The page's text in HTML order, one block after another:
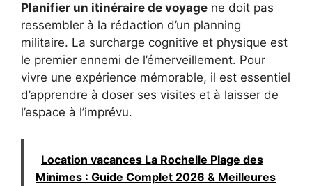
Planifier un itinéraire de voyage ne doit pas
ressembler à la rédaction d’un planning
militaire. La surcharge cognitive et physique est
le premier ennemi de l’émerveillement. Pour
vivre une expérience mémorable, il est essentiel
d’apprendre à doser ses visites et à laisser de
l’espace à l’imprévu.
Location vacances La Rochelle Plage des
Minimes : Guide Complet 2026 & Meilleures